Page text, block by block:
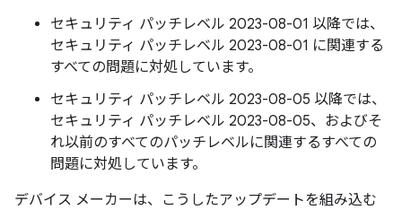
セキュリティ パッチレベル 2023-08-01 以降では、
セキュリティ パッチレベル 2023-08-01 に関連する
すべての問題に対処しています。
セキュリティ パッチレベル 2023-08-05 以降では、
セキュリティ パッチレベル 2023-08-05、およびそ
れ以前のすべてのパッチレベルに関連するすべての
問題に対処しています。
デバイス メーカーは、こうしたアップデートを組み込む